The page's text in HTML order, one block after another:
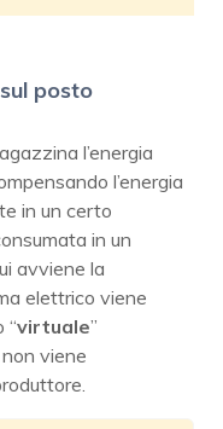
posto
l’energia
l’energia
in un certo
in un
avviene la
elettrico viene
“virtuale”
viene